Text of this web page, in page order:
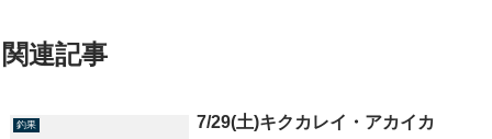
関連記事
釣果 7/29(土)キクカレイ・アカイカ